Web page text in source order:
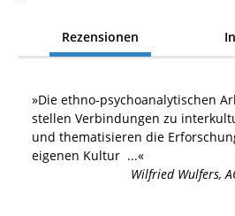
Rezensionen
»Die ethno-psychoanalytischen
stellen Verbindungen zu
und thematisieren die
eigenen Kultur ...«
Wilfried Wulfers,